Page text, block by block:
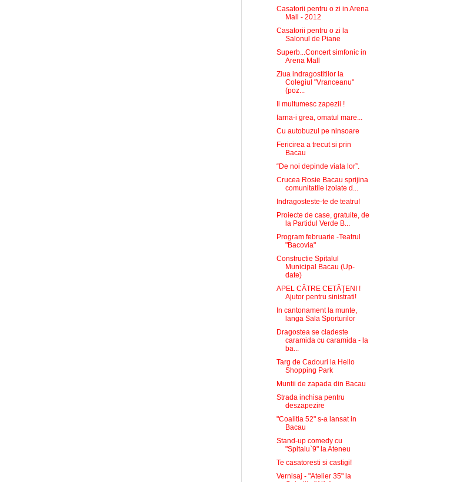
Casatorii pentru o zi in Arena
Mall - 2012
Casatorii pentru o zi la
Salonul de Piane
Superb...Concert simfonic in
Arena Mall
Ziua indragostitilor la
Colegiul "Vranceanu"
(poz...
Ii multumesc zapezii !
Iarna-i grea, omatul mare...
Cu autobuzul pe ninsoare
Fericirea a trecut si prin
Bacau
“De noi depinde viata lor”.
Crucea Rosie Bacau sprijina
comunitatile izolate d...
Indragosteste-te de teatru!
Proiecte de case, gratuite, de
la Partidul Verde B...
Program februarie -Teatrul
"Bacovia"
Constructie Spitalul
Municipal Bacau (Up-
date)
APEL CĂTRE CETĂŢENI !
Ajutor pentru sinistrati!
In cantonament la munte,
langa Sala Sporturilor
Dragostea se cladeste
caramida cu caramida - la
ba...
Targ de Cadouri la Hello
Shopping Park
Muntii de zapada din Bacau
Strada inchisa pentru
deszapezire
"Coalitia 52" s-a lansat in
Bacau
Stand-up comedy cu
"Spitalu`9" la Ateneu
Te casatoresti si castigi!
Vernisaj - "Atelier 35" la